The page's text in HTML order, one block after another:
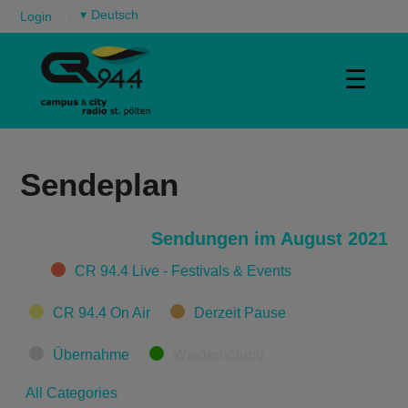
Login ▾
☰
Sendeplan
Sendungen im August 2021
CategoriesCR 94.4 Live - Festivals & Events
CR 94.4 On Air Derzeit Pause
Übernahme
All Categories